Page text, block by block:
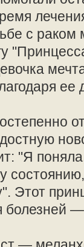
с раком
ее
"Я
состоянию,
Этот
болезней